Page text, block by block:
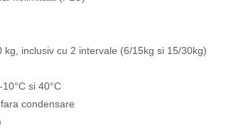
kg, inclusiv cu 2 intervale (6/15kg si 15/30kg)
si 40°C
condensare